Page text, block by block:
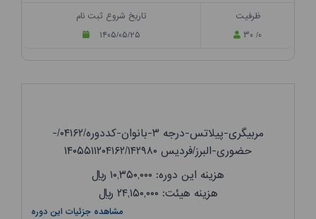
تاریخ شروع ثبت نام
۱۴۰۵/۰۵/۲۵
ظرفیت
۳۰ /۰
مربیگری-پیلاتس-درجه ۳-بانوان-کددوره/۰۴۱۶۲/-
حضوری-البرز/فردیس ۱۴۰۵۵۱۱۲۰۴۱۶۲/۱۴۲۹۸۰
هزینه این دوره: ۱۰,۳۵۰,۰۰۰
ریال
هزینه هیئت: ۲۴,۱۵۰,۰۰۰
ریال
مشاهده جزئیات این دوره